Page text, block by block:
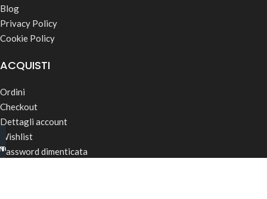
Blog
Privacy Policy
Cookie Policy
ACQUISTI
Ordini
Checkout
Dettagli account
Wishlist
Password dimenticata
B2B